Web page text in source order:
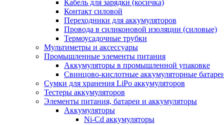
Кабель для зарядки (косичка)
Контакт силовой
Переходники для аккумуляторов
Провода в силиконовой изоляции (силовые)
Термоусадочные трубки
Мультиметры и аксессуары
Промышленные элементы питания
Аккумуляторы в промышленной упаковке
Свинцово-кислотные аккумуляторные
Сумки для хранения LiPo аккумуляторов
Тестеры аккумуляторов
Элементы питания, батареи и аккумуляторы
Аккумуляторы
Ni-Cd аккумуляторы